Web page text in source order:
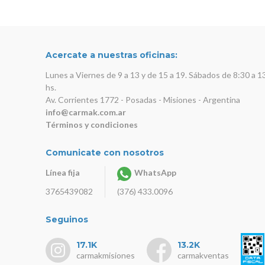
Acercate a nuestras oficinas:
Lunes a Viernes de 9 a 13 y de 15 a 19. Sábados de 8:30 a
hs.
Av. Corrientes 1772 - Posadas - Misiones - Argentina
info@carmak.com.ar
Términos y condiciones
Comunicate con nosotros
Línea fija
3765439082
WhatsApp
(376) 433.0096
Seguinos
17.1K
carmakmisiones
13.2K
carmakventas